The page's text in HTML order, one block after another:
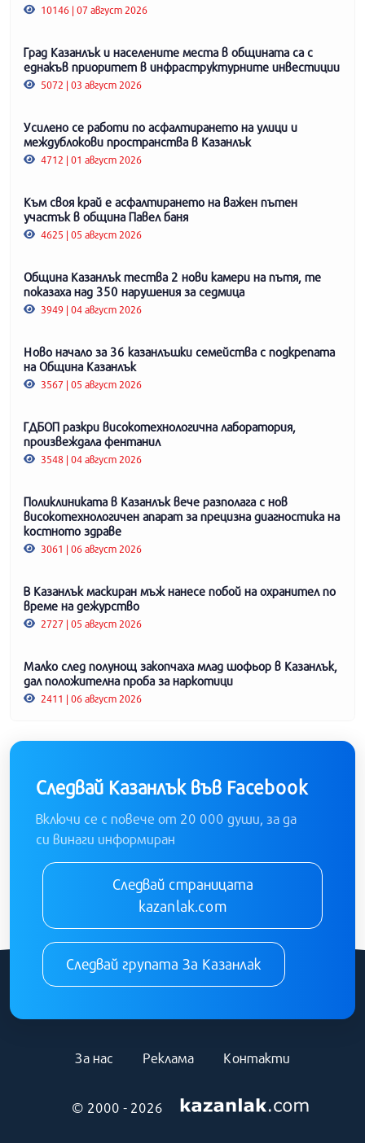
10146 | 07 август 2026
Град Казанлък и населените места в общината са с
еднакъв приоритет в инфраструктурните инвестиции
5072 | 03 август 2026
Усилено се работи по асфалтирането на улици и
междублокови пространства в Казанлък
4712 | 01 август 2026
Към своя край е асфалтирането на важен пътен
участък в община Павел баня
4625 | 05 август 2026
Община Казанлък тества 2 нови камери на пътя, те
показаха над 350 нарушения за седмица
3949 | 04 август 2026
Ново начало за 36 казанлъшки семейства с подкрепата
на Община Казанлък
3567 | 05 август 2026
ГДБОП разкри високотехнологична лаборатория,
произвеждала фентанил
3548 | 04 август 2026
Поликлиниката в Казанлък вече разполага с нов
високотехнологичен апарат за прецизна диагностика на
костното здраве
3061 | 06 август 2026
В Казанлък маскиран мъж нанесе побой на охранител по
време на дежурство
2727 | 05 август 2026
Малко след полунощ закопчаха млад шофьор в Казанлък,
дал положителна проба за наркотици
2411 | 06 август 2026
Следвай Казанлък във Facebook
Включи се с повече от 20 000 души, за да
си винаги информиран
Следвай страницата
kazanlak.com
Следвай групата За Казанлак
© 2000 - 2026
За нас Реклама Контакти